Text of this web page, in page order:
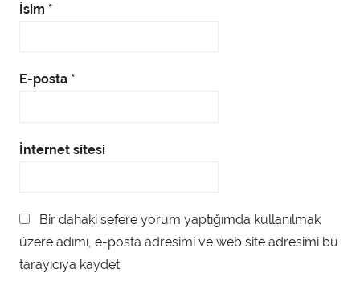
İsim *
E-posta *
İnternet sitesi
Bir dahaki sefere yorum yaptığımda kullanılmak
üzere adımı, e-posta adresimi ve web site adresimi bu
tarayıcıya kaydet.